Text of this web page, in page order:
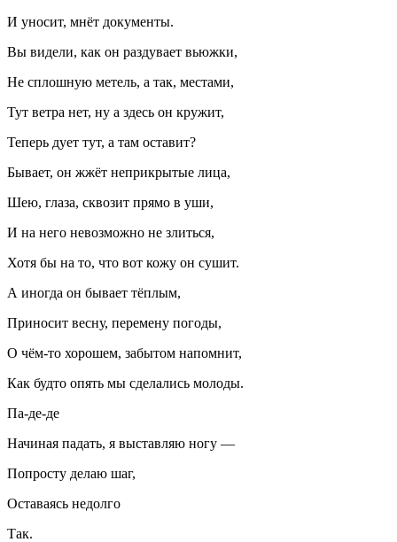
И уносит, мнёт документы.
Вы видели, как он раздувает вьюжки,
Не сплошную метель, а так, местами,
Тут ветра нет, ну а здесь он кружит,
Теперь дует тут, а там оставит?
Бывает, он жжёт неприкрытые лица,
Шею, глаза, сквозит прямо в уши,
И на него невозможно не злиться,
Хотя бы на то, что вот кожу он сушит.
А иногда он бывает тёплым,
Приносит весну, перемену погоды,
О чём-то хорошем, забытом напомнит,
Как будто опять мы сделались молоды.
Па-де-де
Начиная падать, я выставляю ногу —
Попросту делаю шаг,
Оставаясь недолго
Так.